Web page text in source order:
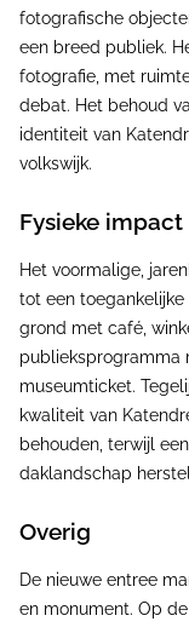
fotografische
een breed publiek.
fotografie, met
debat. Het behoud
identiteit van
volkswijk.
Fysieke impact
Het voormalige,
tot een
grond met café,
publieksprogramma
museumticket.
kwaliteit van
behouden, terwijl
daklandschap
Overig
De nieuwe entree
en monument. Op